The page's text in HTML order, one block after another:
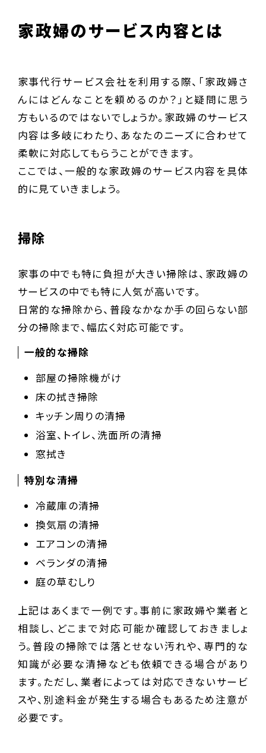
家政婦のサービス内容とは
家事代行サービス会社を利用する際、「家政婦さ
んにはどんなことを頼めるのか？」と疑問に思う
方もいるのではないでしょうか。家政婦のサービス
内容は多岐にわたり、あなたのニーズに合わせて
柔軟に対応してもらうことができます。
ここでは、一般的な家政婦のサービス内容を具体
的に見ていきましょう。
掃除
家事の中でも特に負担が大きい掃除は、家政婦の
サービスの中でも特に人気が高いです。
日常的な掃除から、普段なかなか手の回らない部
分の掃除まで、幅広く対応可能です。
一般的な掃除
部屋の掃除機がけ
床の拭き掃除
キッチン周りの清掃
浴室、トイレ、洗面所の清掃
窓拭き
特別な清掃
冷蔵庫の清掃
換気扇の清掃
エアコンの清掃
ベランダの清掃
庭の草むしり
上記はあくまで一例です。事前に家政婦や業者と
相談し、どこまで対応可能か確認しておきましょ
う。普段の掃除では落とせない汚れや、専門的な
知識が必要な清掃なども依頼できる場合があり
ます。ただし、業者によっては対応できないサービ
スや、別途料金が発生する場合もあるため注意が
必要です。